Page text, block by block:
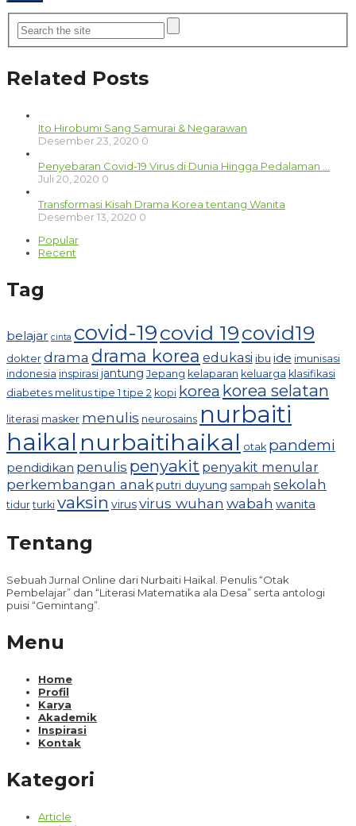
Related Posts
Ito Hirobumi Sang Samurai & Negarawan
Desember 23, 2020 0
Penyebaran Covid-19 Virus di Dunia Hingga Pedalaman …
Juli 20, 2020 0
Transformasi Kisah Drama Korea tentang Wanita
Desember 13, 2020 0
Popular
Recent
Tag
belajar cinta covid-19covid 19covid19
dokter drama drama korea edukasi ibu ide imunisasi
indonesia inspirasi jantung Jepang kelaparan keluarga klasifikasi
diabetes melitus tipe 1 tipe 2 kopi korea korea selatan
literasi masker menulis neurosains nurbaiti
haikal nurbaitihaikal otak pandemi
pendidikan penulis penyakit penyakit menular
perkembangan anakputri duyung sampah sekolah
tidur turki vaksin virusvirus wuhan wabah wanita
Tentang
Sebuah Jurnal Online dari Nurbaiti Haikal. Penulis “Otak
Pembelajar” dan “Literasi Matematika ala Desa” serta antologi
puisi “Gemintang”.
Menu
Home
Profil
Karya
Akademik
Inspirasi
Kontak
Kategori
Article